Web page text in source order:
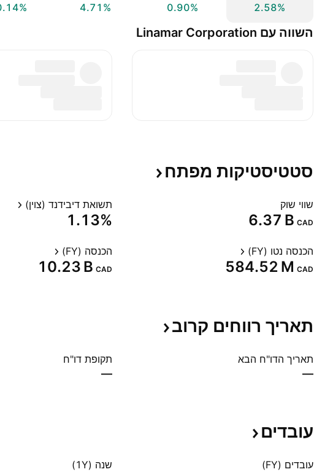
2.58%
0.90%
4.71%
השווה עם Linamar Corporation
סטטיסטיקות מפתח
שווי שוק
‪6.37 B‬ CAD
תשואת דיבידנד (צוין)
1.13%
הכנסה נטו (FY)
‪584.52 M‬ CAD
הכנסה (FY)
‪10.23 B‬ CAD
תאריך רווחים קרוב
תאריך הדו"ח הבא
—
תקופת דו"ח
—
עובדים
עובדים (FY) שנה (1Y)